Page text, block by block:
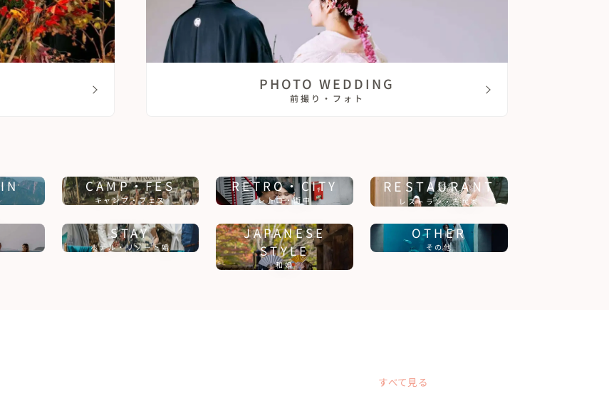
PHOTO WEDDING
前撮り・フォト
CAMP・FES
キャンプ・フェス
RETRO・CITY
レトロ・街中
RESTAURANT
レストラン・古民家
STAY
ホテル・リゾート婚
JAPANESE
STYLE
和婚
OTHER
その他
すべて見る